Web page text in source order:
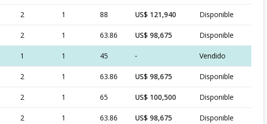
2 1 88 US$ 121,940 Disponible
2 1 63.86 US$ 98,675 Disponible
1 1 45 - Vendido
2 1 63.86 US$ 98,675 Disponible
2 1 65 US$ 100,500 Disponible
2 1 63.86 US$ 98,675 Disponible